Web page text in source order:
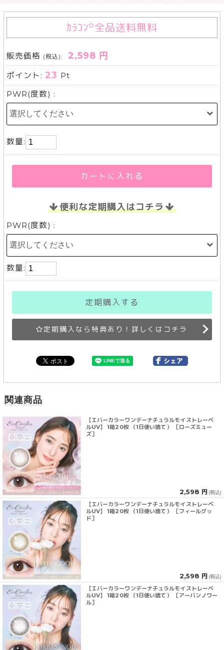
ｶﾗｺﾝ 全品送料無料
販売価格 (税込): 2,598 円
ポイント: 23 Pt
PWR(度数) :
数量:
カートに入れる
便利な定期購入はコチラ
PWR(度数) :
数量:
定期購入する
定期購入なら特典あり！詳しくはコチラ
関連商品
【エバーカラーワンデーナチュラルモイストレーベ
ルUV】 1箱20枚 （1日使い捨て） ［ローズミュー
ズ］
2,598 円 (税込)
【エバーカラーワンデーナチュラルモイストレーベ
ルUV】 1箱20枚 （1日使い捨て） ［フィールグッ
ド］
2,598 円 (税込)
【エバーカラーワンデーナチュラルモイストレーベ
ルUV】 1箱20枚 （1日使い捨て） ［アーバンノワー
ル］